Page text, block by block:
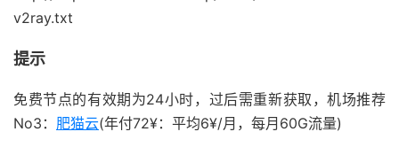
v2ray.txt
提示
免费节点的有效期为24小时，过后需重新获取，机场推荐
No3： 肥猫云(年付72¥：平均6¥/月，每月60G流量)